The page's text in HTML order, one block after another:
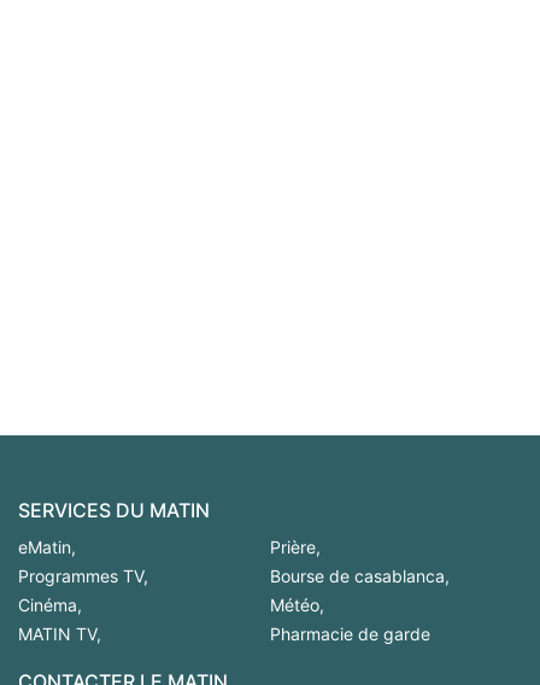
SERVICES DU MATIN
eMatin, Prière,
Programmes TV, Bourse de casablanca,
Cinéma, Météo,
MATIN TV, Pharmacie de garde